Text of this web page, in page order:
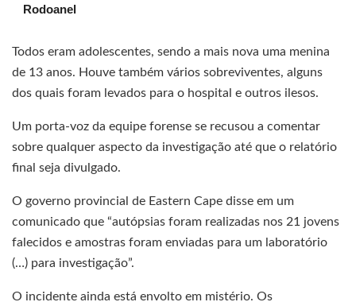
Rodoanel
Todos eram adolescentes, sendo a mais nova uma menina
de 13 anos. Houve também vários sobreviventes, alguns
dos quais foram levados para o hospital e outros ilesos.
Um porta-voz da equipe forense se recusou a comentar
sobre qualquer aspecto da investigação até que o relatório
final seja divulgado.
O governo provincial de Eastern Cape disse em um
comunicado que “autópsias foram realizadas nos 21 jovens
falecidos e amostras foram enviadas para um laboratório
(…) para investigação”.
O incidente ainda está envolto em mistério. Os